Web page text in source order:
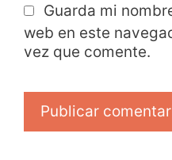
Guarda mi
web en este
vez que comente.